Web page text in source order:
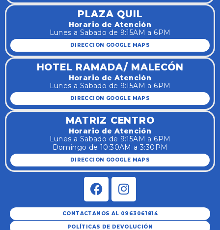
PLAZA QUIL
Horario de Atención
Lunes a Sabado de 9:15AM a 6PM
DIRECCION GOOGLE MAPS
HOTEL RAMADA/ MALECÓN
Horario de Atención
Lunes a Sabado de 9:15AM a 6PM
DIRECCION GOOGLE MAPS
MATRIZ CENTRO
Horario de Atención
Lunes a Sabado de 9:15AM a 6PM
Domingo de 10:30AM a 3:30PM
DIRECCION GOOGLE MAPS
CONTACTANOS AL 0963061814
POLÍTICAS DE DEVOLUCIÓN